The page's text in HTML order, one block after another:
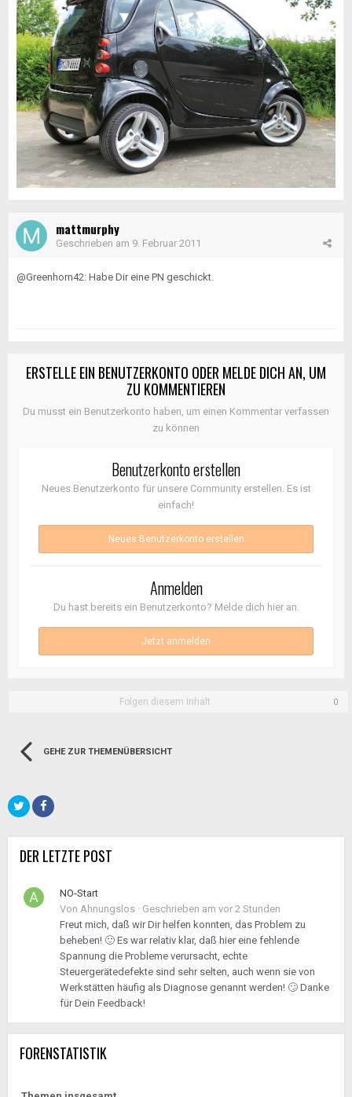
mattmurphy
Geschrieben am 9. Februar 2011
@Greenhorn42: Habe Dir eine PN geschickt.
ERSTELLE EIN BENUTZERKONTO ODER MELDE DICH AN, UM
ZU KOMMENTIEREN
Du musst ein Benutzerkonto haben, um einen Kommentar verfassen
zu können
Benutzerkonto erstellen
Neues Benutzerkonto für unsere Community erstellen. Es ist
einfach!
Neues Benutzerkonto erstellen
Anmelden
Du hast bereits ein Benutzerkonto? Melde dich hier an.
Jetzt anmelden
Folgen diesem Inhalt 0
GEHE ZUR THEMENÜBERSICHT
DER LETZTE POST
NO-Start
Von Ahnungslos · Geschrieben am vor 2 Stunden
Freut mich, daß wir Dir helfen konnten, das Problem zu
beheben! 🙂 Es war relativ klar, daß hier eine fehlende
Spannung die Probleme verursacht, echte
Steuergerätedefekte sind sehr selten, auch wenn sie von
Werkstätten häufig als Diagnose genannt werden! 🙄 Danke
für Dein Feedback!
FORENSTATISTIK